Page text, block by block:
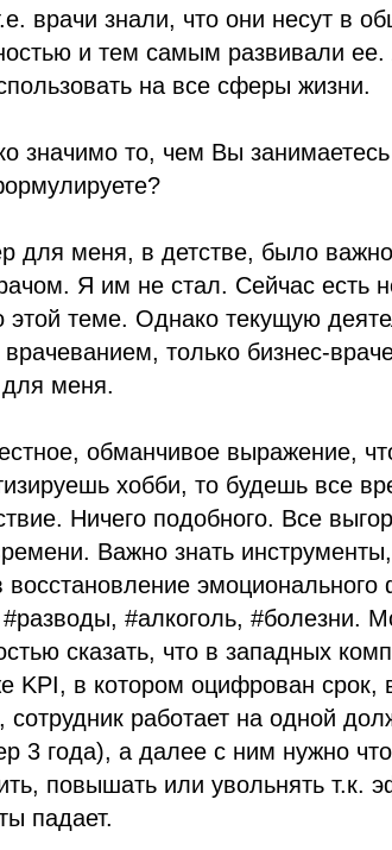
врачи знали, что они несут в
и тем самым развивали ее.
на все сферы жизни.
значимо то, чем Вы
для меня, в детстве, было
Я им не стал. Сейчас есть
этой теме. Однако текущую
врачеванием, только бизнес-
меня.
обманчивое выражение,
хобби, то будешь все
Ничего подобного. Все
Важно знать
восстановление эмоционального
#разводы, #алкоголь, #болезни.
сказать, что в западных
KPI, в котором оцифрован срок,
сотрудник работает на одной
3 года), а далее с ним нужно
повышать или увольнять т.к.
падает.